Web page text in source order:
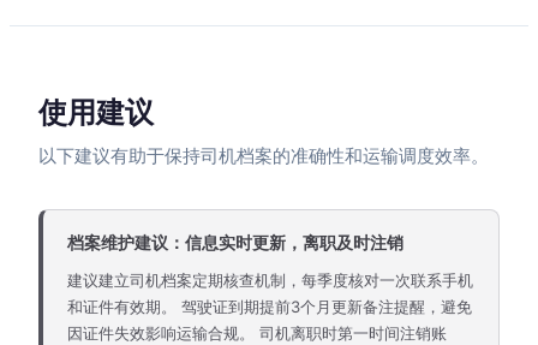
使用建议
以下建议有助于保持司机档案的准确性和运输调度效率。
档案维护建议：信息实时更新，离职及时注销
建议建立司机档案定期核查机制，每季度核对一次联系手机
和证件有效期。 驾驶证到期提前3个月更新备注提醒，避免
因证件失效影响运输合规。 司机离职时第一时间注销账